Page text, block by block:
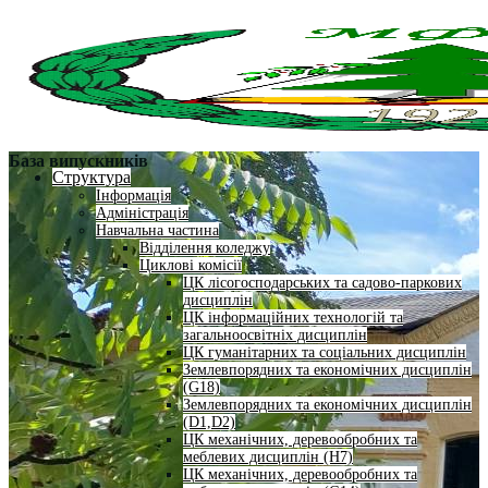
Структура
Інформація
Адміністрація
Навчальна частина
Відділення коледжу
Циклові комісії
ЦК лісогосподарських та садово-паркових
дисциплін
ЦК інформаційних технологій та
загальноосвітніх дисциплін
ЦК гуманітарних та соціальних дисциплін
Землевпорядних та економічних дисциплін
(G18)
Землевпорядних та економічних дисциплін
(D1,D2)
ЦК механічних, деревообробних та
меблевих дисциплін (H7)
ЦК механічних, деревообробних та
База випускників